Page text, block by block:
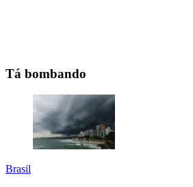
Tá bombando
Brasil